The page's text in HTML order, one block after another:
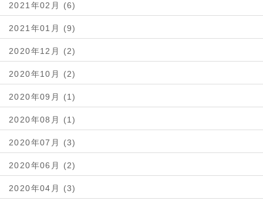
2021年02月 (6)
2021年01月 (9)
2020年12月 (2)
2020年10月 (2)
2020年09月 (1)
2020年08月 (1)
2020年07月 (3)
2020年06月 (2)
2020年04月 (3)